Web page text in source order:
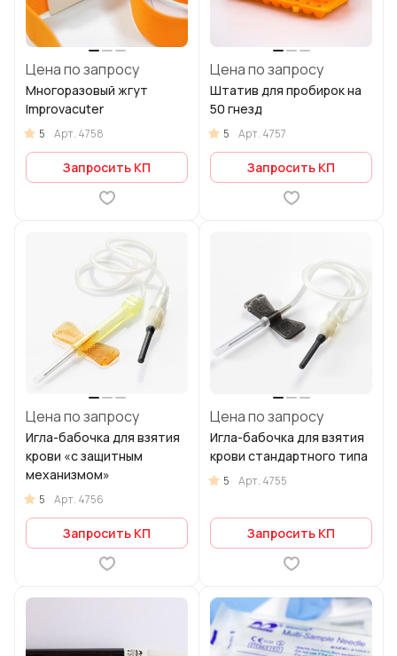
Цена по запросу
Многоразовый жгут
Improvacuter
5 Арт. 4758
Запросить КП
Цена по запросу
Штатив для пробирок на
50 гнезд
5 Арт. 4757
Запросить КП
Цена по запросу
Игла-бабочка для взятия
крови «с защитным
механизмом»
5 Арт. 4756
Запросить КП
Цена по запросу
Игла-бабочка для взятия
крови стандартного типа
5 Арт. 4755
Запросить КП